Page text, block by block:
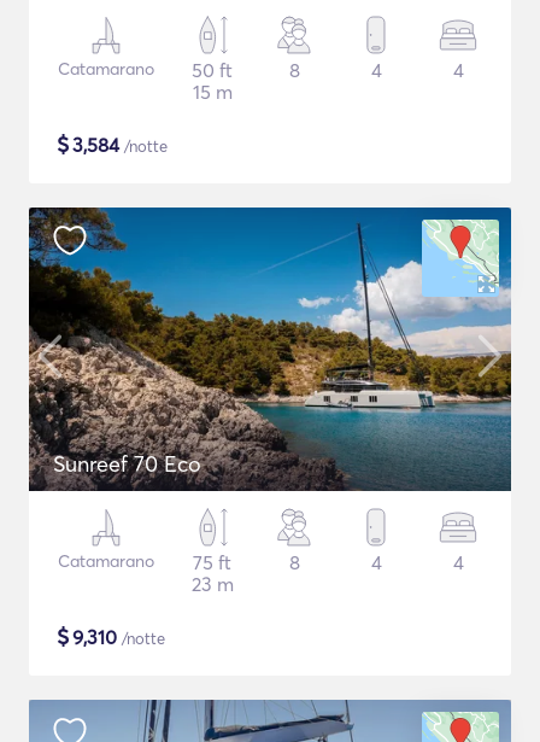
Catamarano
50 ft
15 m
8 4 4
$3,584/notte
Sunreef 70 Eco
Catamarano
75 ft
23 m
8 4 4
$9,310 /notte